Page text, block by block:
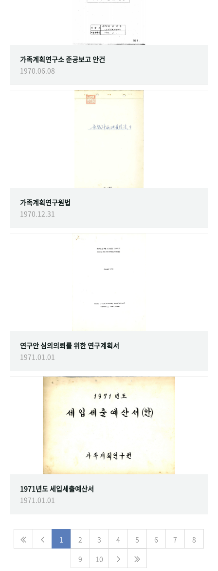
가족계획연구소 준공보고 안건
1970.06.08
가족계획연구원법
1970.12.31
연구안 심의의뢰를 위한 연구계획서
1971.01.01
1971년도 세입세출예산서
1971.01.01
1 2 3 4 5 6 7
8
9
10